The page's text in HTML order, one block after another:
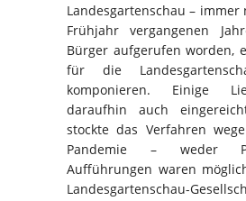
Landesgartenschau – immer
Frühjahr vergangenen
Bürger aufgerufen worden,
für die
komponieren. Einige
daraufhin auch
stockte das Verfahren
Pandemie – weder
Aufführungen waren
Landesgartenschau-